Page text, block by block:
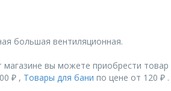
большая вентиляционная.
вы можете приобрести
₽ , Товары для бани по цене от 120 ₽ .